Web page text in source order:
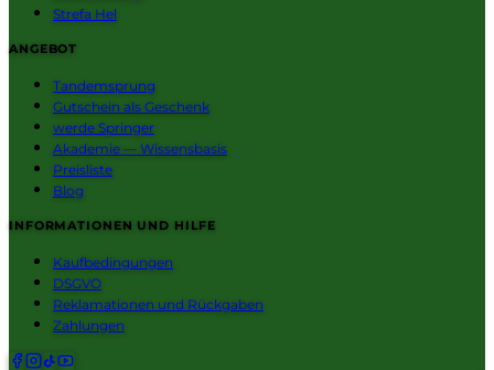
Strefa Hel
ANGEBOT
Tandemsprung
Gutschein als Geschenk
werde Springer
Akademie — Wissensbasis
Preisliste
Blog
INFORMATIONEN UND HILFE
Kaufbedingungen
DSGVO
Reklamationen und Rückgaben
Zahlungen